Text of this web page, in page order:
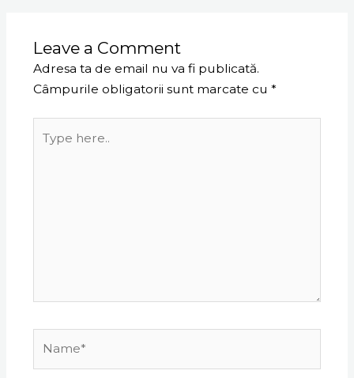
Leave a Comment
Adresa ta de email nu va fi publicată.
Câmpurile obligatorii sunt marcate cu *
here..